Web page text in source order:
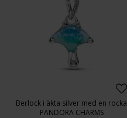
Berlock i äkta silver med en rocka
PANDORA CHARMS